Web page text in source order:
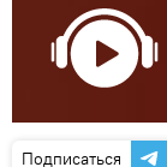
Подписаться